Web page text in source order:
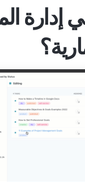
إدارة